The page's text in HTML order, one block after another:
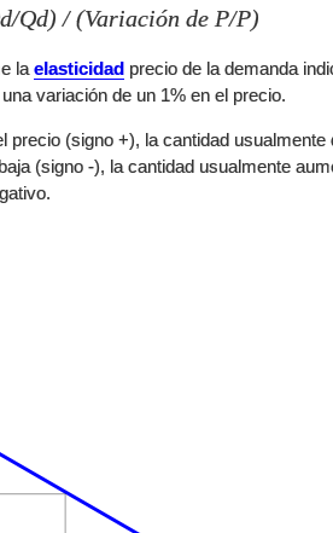
Qd) / (Variación de P/P)
la elasticidad precio de la demanda
variación de un 1% en el precio.
precio (signo +), la cantidad
(signo -), la cantidad usualmente